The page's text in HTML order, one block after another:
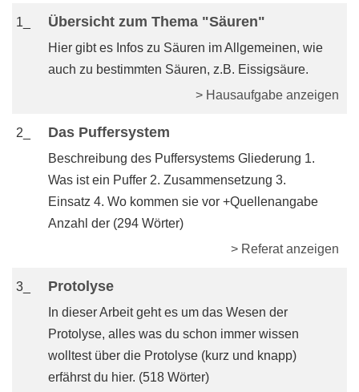
1_ Übersicht zum Thema "Säuren"
Hier gibt es Infos zu Säuren im Allgemeinen, wie
auch zu bestimmten Säuren, z.B. Eissigsäure.
> Hausaufgabe anzeigen
2_ Das Puffersystem
Beschreibung des Puffersystems Gliederung 1.
Was ist ein Puffer 2. Zusammensetzung 3.
Einsatz 4. Wo kommen sie vor +Quellenangabe
Anzahl der (294 Wörter)
> Referat anzeigen
3_ Protolyse
In dieser Arbeit geht es um das Wesen der
Protolyse, alles was du schon immer wissen
wolltest über die Protolyse (kurz und knapp)
erfährst du hier. (518 Wörter)